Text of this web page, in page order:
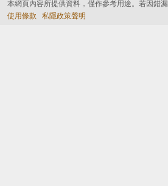
本網頁內容所提供資料，僅作參考用途。若因錯
使用條款
私隱政策聲明